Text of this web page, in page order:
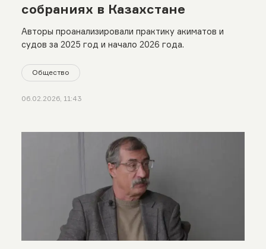
собраниях в Казахстане
Авторы проанализировали практику акиматов и
судов за 2025 год и начало 2026 года.
Общество
06.02.2026, 11:43